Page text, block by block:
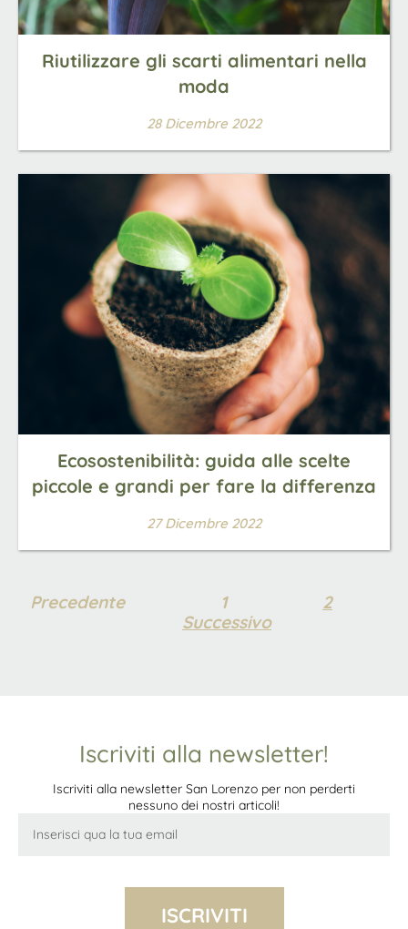
Riutilizzare gli scarti alimentari nella
moda
28 Dicembre 2022
Ecosostenibilità: guida alle scelte
piccole e grandi per fare la differenza
27 Dicembre 2022
Precedente 1
2
Successivo
Iscriviti alla newsletter!
Iscriviti alla newsletter San Lorenzo per non perderti
nessuno dei nostri articoli!
ISCRIVITI